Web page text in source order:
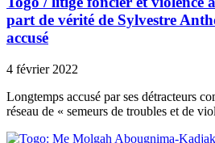
part de vérité de Sylvestre
accusé
4 février 2022
Longtemps accusé par ses détracteurs
réseau de « semeurs de troubles et de